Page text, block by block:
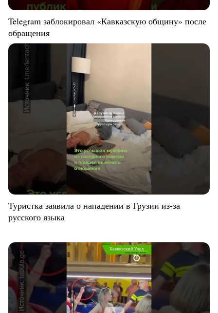
Telegram заблокировал «Кавказскую общину» после
обращения
Туристка заявила о нападении в Грузии из-за
русского языка